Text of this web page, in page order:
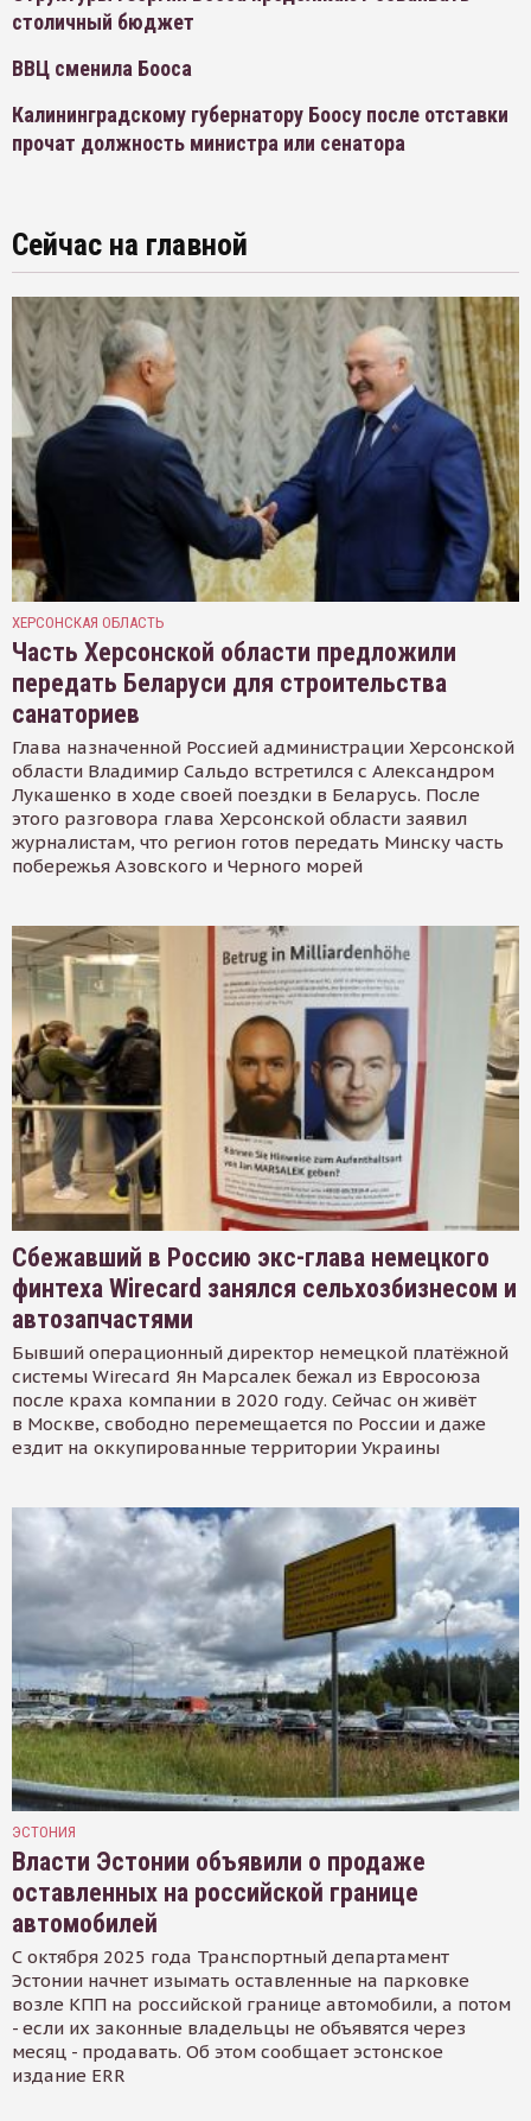
столичный бюджет
ВВЦ сменила Бооса
Калининградскому губернатору Боосу после отставки
прочат должность министра или сенатора
Сейчас на главной
ХЕРСОНСКАЯ ОБЛАСТЬ
Часть Херсонской области предложили
передать Беларуси для строительства
санаториев
Глава назначенной Россией администрации Херсонской
области Владимир Сальдо встретился с Александром
Лукашенко в ходе своей поездки в Беларусь. После
этого разговора глава Херсонской области заявил
журналистам, что регион готов передать Минску часть
побережья Азовского и Черного морей
Сбежавший в Россию экс-глава немецкого
финтеха Wirecard занялся сельхозбизнесом и
автозапчастями
Бывший операционный директор немецкой платёжной
системы Wirecard Ян Марсалек бежал из Евросоюза
после краха компании в 2020 году. Сейчас он живёт
в Москве, свободно перемещается по России и даже
ездит на оккупированные территории Украины
ЭСТОНИЯ
Власти Эстонии объявили о продаже
оставленных на российской границе
автомобилей
С октября 2025 года Транспортный департамент
Эстонии начнет изымать оставленные на парковке
возле КПП на российской границе автомобили, а потом
- если их законные владельцы не объявятся через
месяц - продавать. Об этом сообщает эстонское
издание ERR